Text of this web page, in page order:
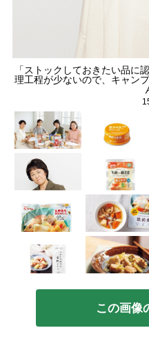
「ストックしておきたい品に
理工程が少ないので、キャン
この画像